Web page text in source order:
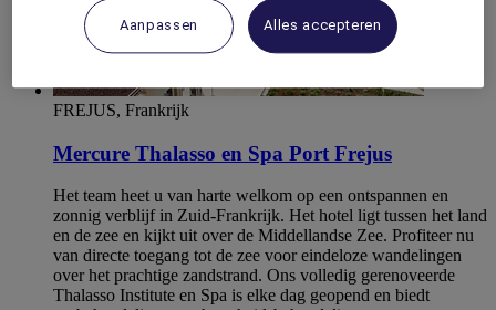
FREJUS, Frankrijk
Mercure Thalasso en Spa Port Frejus
Het team heet u van harte welkom op een ontspannen en
zonnig verblijf in Zuid-Frankrijk. Het hotel ligt tussen het land
en de zee en kijkt uit over de Middellandse Zee. Profiteer nu
van directe toegang tot de zee voor eindeloze wandelingen
over het prachtige zandstrand. Ons volledig gerenoveerde
Thalasso Institute en Spa is elke dag geopend en biedt
Aanpassen Alles accepteren